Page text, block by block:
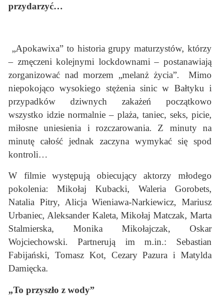
przydarzyć…
„Apokawixa” to historia grupy maturzystów, którzy
– zmęczeni kolejnymi lockdownami – postanawiają
zorganizować nad morzem „melanż życia”. Mimo
niepokojąco wysokiego stężenia sinic w Bałtyku i
przypadków dziwnych zakażeń początkowo
wszystko idzie normalnie – plaża, taniec, seks, picie,
miłosne uniesienia i rozczarowania. Z minuty na
minutę całość jednak zaczyna wymykać się spod
kontroli…
W filmie występują obiecujący aktorzy młodego
pokolenia: Mikołaj Kubacki, Waleria Gorobets,
Natalia Pitry, Alicja Wieniawa-Narkiewicz, Mariusz
Urbaniec, Aleksander Kaleta, Mikołaj Matczak, Marta
Stalmierska, Monika Mikołajczak, Oskar
Wojciechowski. Partnerują im m.in.: Sebastian
Fabijański, Tomasz Kot, Cezary Pazura i Matylda
Damięcka.
„To przyszło z wody”